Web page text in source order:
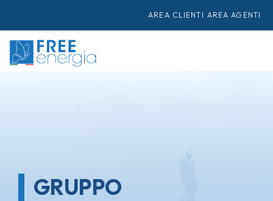
AREA CLIENTI AREA AGENTI
GRUPPO